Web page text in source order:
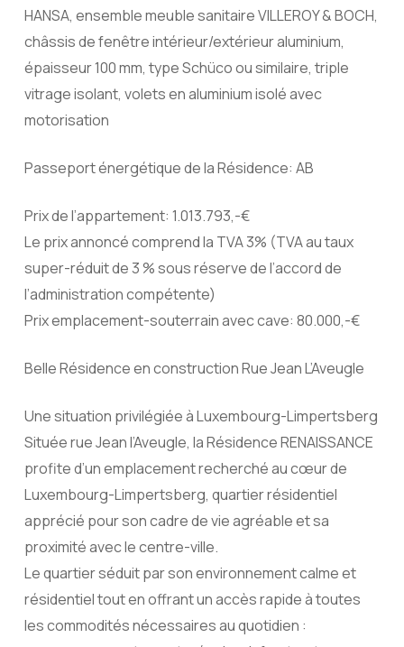
HANSA, ensemble meuble sanitaire VILLEROY & BOCH,
châssis de fenêtre intérieur/extérieur aluminium,
épaisseur 100 mm, type Schüco ou similaire, triple
vitrage isolant, volets en aluminium isolé avec
motorisation
Passeport énergétique de la Résidence: AB
Prix de l’appartement: 1.013.793,-€
Le prix annoncé comprend la TVA 3% (TVA au taux
super-réduit de 3 % sous réserve de l’accord de
l’administration compétente)
Prix emplacement-souterrain avec cave: 80.000,-€
Belle Résidence en construction Rue Jean L’Aveugle
Une situation privilégiée à Luxembourg-Limpertsberg
Située rue Jean l’Aveugle, la Résidence RENAISSANCE
profite d’un emplacement recherché au cœur de
Luxembourg-Limpertsberg, quartier résidentiel
apprécié pour son cadre de vie agréable et sa
proximité avec le centre-ville.
Le quartier séduit par son environnement calme et
résidentiel tout en offrant un accès rapide à toutes
les commodités nécessaires au quotidien :